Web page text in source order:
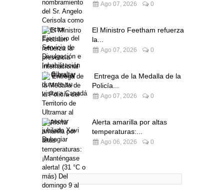
Ago 07, 2026 0
El Ministro Feetham refuerza
la...
Ago 07, 2026 0
Entrega de la Medalla de la
Policía...
Ago 07, 2026 0
Alerta amarilla por altas
temperaturas:...
Ago 06, 2026 0